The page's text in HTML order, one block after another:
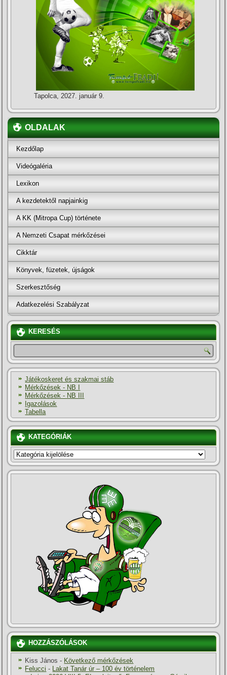
Tapolca, 2027. január 9.
OLDALAK
Kezdőlap
Videógaléria
Lexikon
A kezdetektől napjainkig
A KK (Mitropa Cup) története
A Nemzeti Csapat mérkőzései
Cikktár
Könyvek, füzetek, újságok
Szerkesztőség
Adatkezelési Szabályzat
KERESÉS
Játékoskeret és szakmai stáb
Mérkőzések - NB I
Mérkőzések - NB III
Igazolások
Tabella
KATEGÓRIÁK
KATEGÓRIÁK
HOZZÁSZÓLÁSOK
Kiss János - Következő mérkőzések
Felucci -
Lakat Tanár úr – 100 év történelem